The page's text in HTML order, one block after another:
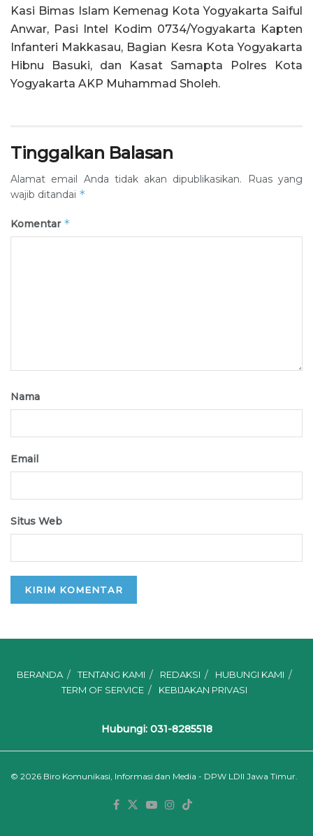
Kasi Bimas Islam Kemenag Kota Yogyakarta Saiful
Anwar, Pasi Intel Kodim 0734/Yogyakarta Kapten
Infanteri Makkasau, Bagian Kesra Kota Yogyakarta
Hibnu Basuki, dan Kasat Samapta Polres Kota
Yogyakarta AKP Muhammad Sholeh.
Tinggalkan Balasan
Alamat email Anda tidak akan dipublikasikan.
Ruas yang
wajib ditandai *
Komentar *
Nama
Email
Situs Web
BERANDA TENTANG KAMI REDAKSI
HUBUNGI KAMI
TERM OF SERVICE
KEBIJAKAN PRIVASI
Hubungi: 031-8285518
© 2026 Biro Komunikasi, Informasi dan Media - DPW LDII Jawa Timur.